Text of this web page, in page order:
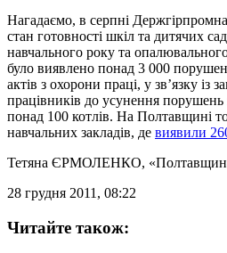
Нагадаємо, в серпні
стан готовності шкіл та дитячих
навчального року та
було виявлено понад 3 000
актів з охорони праці, у зв’язку із
працівників до усунення порушень
понад 100 котлів. На Полтавщині
навчальних закладів, де виявили
Тетяна ЄРМОЛЕНКО,
28 грудня 2011, 08:22
Читайте також: